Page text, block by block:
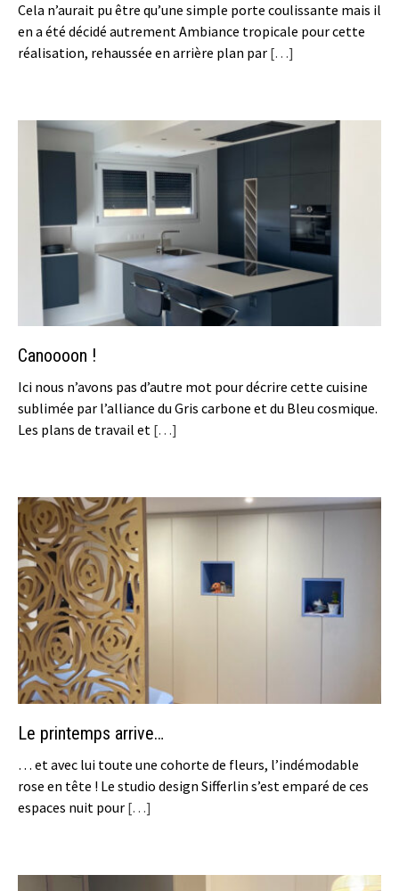
Cela n’aurait pu être qu’une simple porte coulissante mais il
en a été décidé autrement Ambiance tropicale pour cette
réalisation, rehaussée en arrière plan par […]
Canoooon !
Ici nous n’avons pas d’autre mot pour décrire cette cuisine
sublimée par l’alliance du Gris carbone et du Bleu cosmique.
Les plans de travail et […]
Le printemps arrive…
… et avec lui toute une cohorte de fleurs, l’indémodable
rose en tête ! Le studio design Sifferlin s’est emparé de ces
espaces nuit pour […]